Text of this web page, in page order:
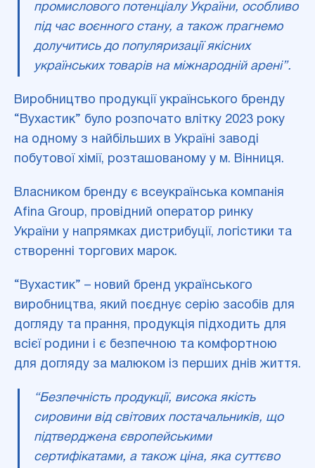
промислового потенціалу України, особливо
під час воєнного стану, а також прагнемо
долучитись до популяризації якісних
українських товарів на міжнародній арені”.
Виробництво продукції українського бренду
“Вухастик” було розпочато влітку 2023 року
на одному з найбільших в Україні заводі
побутової хімії, розташованому у м. Вінниця.
Власником бренду є всеукраїнська компанія
Afina Group, провідний оператор ринку
України у напрямках дистрибуції, логістики та
створенні торгових марок.
“Вухастик” – новий бренд українського
виробництва, який поєднує серію засобів для
догляду та прання, продукція підходить для
всієї родини і є безпечною та комфортною
для догляду за малюком із перших днів життя.
“Безпечність продукції, висока якість
сировини від світових постачальників, що
підтверджена європейськими
сертифікатами, а також ціна, яка суттєво